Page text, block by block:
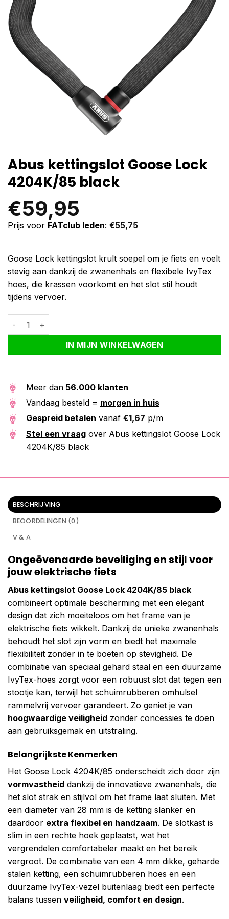
Abus kettingslot Goose Lock
4204K/85 black
€59,95
Prijs voor FATclub leden: €55,75
Goose Lock kettingslot krult soepel om je fiets en voelt
stevig aan dankzij de zwanenhals en flexibele IvyTex
hoes, die krassen voorkomt en het slot stil houdt
tijdens vervoer.
Abus kettingslot Goose Lock 4204K/85 black aantal
IN MIJN WINKELWAGEN
Alternative:
Meer dan 56.000 klanten
Vandaag besteld = morgen in huis
Gespreid betalen vanaf €1,67 p/m
Stel een vraag over Abus kettingslot Goose Lock
4204K/85 black
BESCHRIJVING
BEOORDELINGEN (0)
V & A
Ongeëvenaarde beveiliging en stijl voor
jouw elektrische fiets
Abus kettingslot Goose Lock 4204K/85 black
combineert optimale bescherming met een elegant
design dat zich moeiteloos om het frame van je
elektrische fiets wikkelt. Dankzij de unieke zwanenhals
behoudt het slot zijn vorm en biedt het maximale
flexibiliteit zonder in te boeten op stevigheid. De
combinatie van speciaal gehard staal en een duurzame
IvyTex-hoes zorgt voor een robuust slot dat tegen een
stootje kan, terwijl het schuimrubberen omhulsel
rammelvrij vervoer garandeert. Zo geniet je van
hoogwaardige veiligheid zonder concessies te doen
aan gebruiksgemak en uitstraling.
Belangrijkste Kenmerken
Het Goose Lock 4204K/85 onderscheidt zich door zijn
vormvastheid dankzij de innovatieve zwanenhals, die
het slot strak en stijlvol om het frame laat sluiten. Met
een diameter van 28 mm is de ketting slanker en
daardoor extra flexibel en handzaam. De slotkast is
slim in een rechte hoek geplaatst, wat het
vergrendelen comfortabeler maakt en het bereik
vergroot. De combinatie van een 4 mm dikke, geharde
stalen ketting, een schuimrubberen hoes en een
duurzame IvyTex-vezel buitenlaag biedt een perfecte
balans tussen veiligheid, comfort en design.